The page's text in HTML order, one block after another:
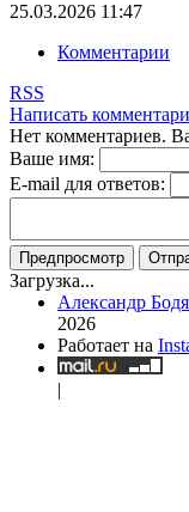
25.03.2026 11:47
Комментарии
RSS
Написать
Нет комментариев.
Ваше имя:
E-mail для ответов:
Предпросмотр
Загрузка...
Александр
2026
Работает на
|